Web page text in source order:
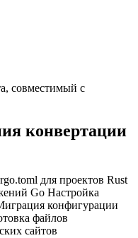
совместимый с
конвертации
для проектов Rust
Go Настройка
конфигурации
файлов
сайтов